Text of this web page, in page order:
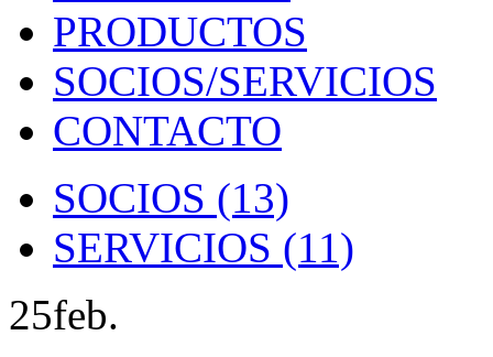
PRODUCTOS
SOCIOS/SERVICIOS
CONTACTO
SOCIOS (13)
SERVICIOS (11)
25feb.